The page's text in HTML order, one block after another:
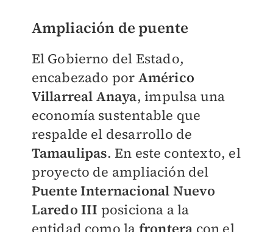
Ampliación de puente
El Gobierno del Estado,
encabezado por Américo
Villarreal Anaya, impulsa una
economía sustentable que
respalde el desarrollo de
Tamaulipas. En este contexto, el
proyecto de ampliación del
Puente Internacional Nuevo
Laredo III posiciona a la